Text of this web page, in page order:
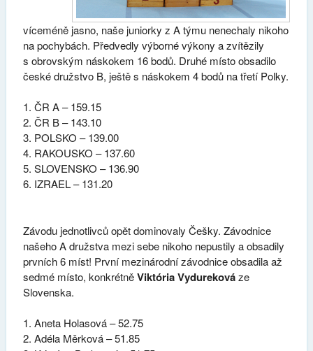
víceméně jasno, naše juniorky z A týmu nenechaly nikoho
na pochybách. Předvedly výborné výkony a zvítězily
s obrovským náskokem 16 bodů. Druhé místo obsadilo
české družstvo B, ještě s náskokem 4 bodů na třetí Polky.
ČR A – 159.15
ČR B – 143.10
POLSKO – 139.00
RAKOUSKO – 137.60
SLOVENSKO – 136.90
IZRAEL – 131.20
Závodu jednotlivců opět dominovaly Češky. Závodnice
našeho A družstva mezi sebe nikoho nepustily a obsadily
prvních 6 míst! První mezinárodní závodnice obsadila až
sedmé místo, konkrétněViktória Vydurekováze
Slovenska.
Aneta Holasová – 52.75
Adéla Měrková – 51.85